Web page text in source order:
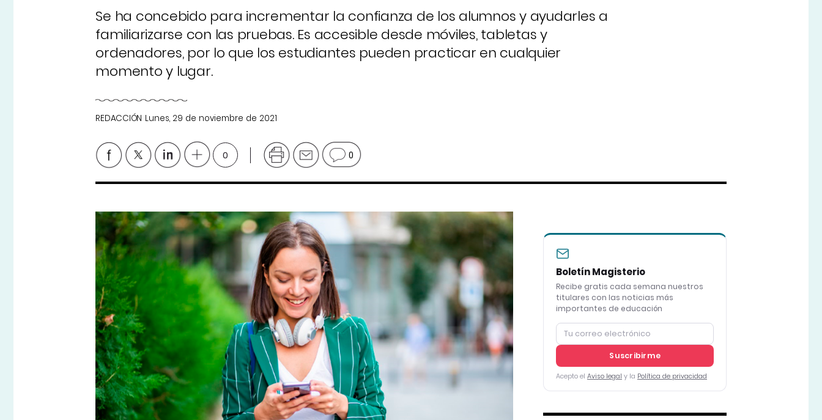
Se ha concebido para incrementar la confianza de los alumnos y ayudarles a
familiarizarse con las pruebas. Es accesible desde móviles, tabletas y
ordenadores, por lo que los estudiantes pueden practicar en cualquier
momento y lugar.
REDACCIÓN Lunes, 29 de noviembre de 2021
0 0
Boletín Magisterio
Recibe gratis cada semana nuestros
titulares con las noticias más
importantes de educación
Suscribirme
Acepto el Aviso legal y la Política de privacidad